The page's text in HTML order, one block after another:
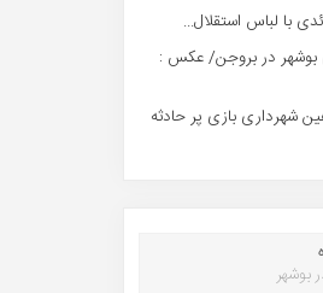
با لباس استقلال...
بوشهر در بروجن/ عکس :
شهرداری بازی پر حادثه
بوشهر